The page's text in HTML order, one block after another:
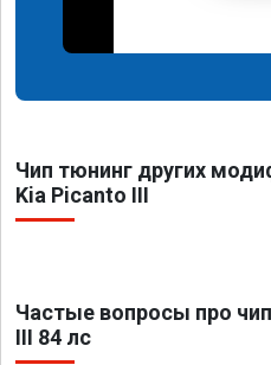
Чип тюнинг других
Kia Picanto III
Частые вопросы про
III 84 лс